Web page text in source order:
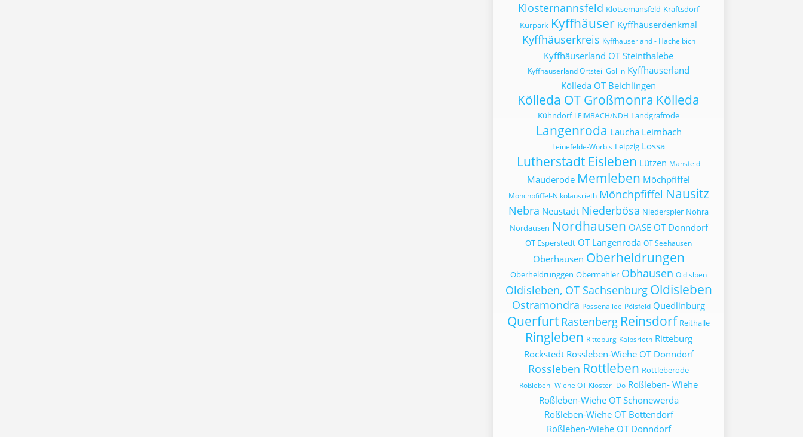
Klosternannsfeld Klotsemansfeld Kraftsdorf
Kurpark Kyffhäuser Kyffhäuserdenkmal
Kyffhäuserkreis Kyffhäuserland - Hachelbich
Kyffhäuserland OT Steinthalebe
Kyffhäuserland Ortsteil Göllin Kyffhäuserland
Kölleda OT Beichlingen
Kölleda OT Großmonra Kölleda
Kühndorf LEIMBACH/NDH Landgrafrode
Langenroda Laucha Leimbach
Leinefelde-Worbis Leipzig Lossa
Lutherstadt Eisleben Lützen Mansfeld
Mauderode Memleben Möchpfiffel
Mönchpfiffel-Nikolausrieth Mönchpfiffel Nausitz
Nebra Neustadt Niederbösa Niederspier Nohra
Nordausen Nordhausen OASE OT Donndorf
OT Esperstedt OT Langenroda OT Seehausen
Oberhausen Oberheldrungen
Oberheldrunggen Obermehler Obhausen Oldislben
Oldisleben, OT Sachsenburg Oldisleben
Ostramondra Possenallee Pölsfeld Quedlinburg
Querfurt Rastenberg Reinsdorf Reithalle
Ringleben Ritteburg-Kalbsrieth Ritteburg
Rockstedt Rossleben-Wiehe OT Donndorf
Rossleben Rottleben Rottleberode
Roßleben- Wiehe OT Kloster- Do Roßleben- Wiehe
Roßleben-Wiehe OT Schönewerda
Roßleben-Wiehe OT Bottendorf
Roßleben-Wiehe OT Donndorf